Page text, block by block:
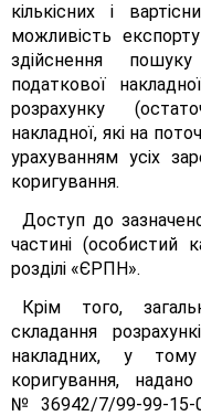
кількісних і
можливість
здійснення
податкової
розрахунку
накладної, які на
урахуванням усіх
коригування.
Доступ до
частині (особистий
розділі «ЄРПН».
Крім того,
складання
накладних, у
коригування,
№36942/7/99-99-